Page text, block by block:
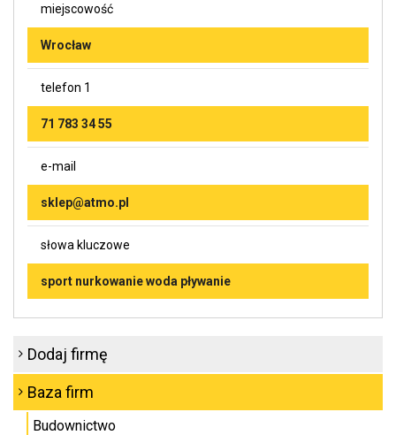
miejscowość
Wrocław
telefon 1
71 783 34 55
e-mail
sklep@atmo.pl
słowa kluczowe
sport nurkowanie woda pływanie
Dodaj firmę
Baza firm
Budownictwo